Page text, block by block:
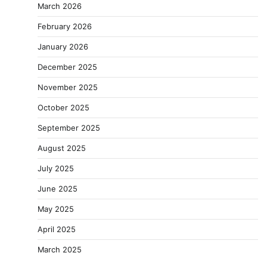
March 2026
February 2026
January 2026
December 2025
November 2025
October 2025
September 2025
August 2025
July 2025
June 2025
May 2025
April 2025
March 2025